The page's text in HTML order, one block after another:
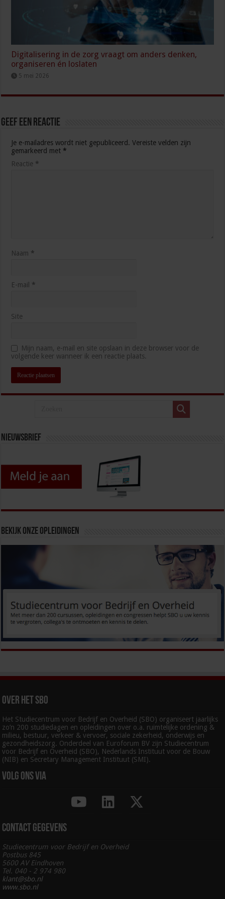
Digitalisering in de zorg vraagt om anders denken,
organiseren én loslaten
5 mei 2026
Geef een reactie
Je e-mailadres wordt niet gepubliceerd. Vereiste velden zijn
gemarkeerd met *
Reactie *
Naam *
E-mail *
Site
Mijn naam, e-mail en site opslaan in deze browser voor de
volgende keer wanneer ik een reactie plaats.
Nieuwsbrief
Bekijk onze opleidingen
Over het SBO
Het Studiecentrum voor Bedrijf en Overheid (SBO) organiseert jaarlijks
zo’n 200 studiedagen en opleidingen over o.a. ruimtelijke ordening &
milieu, bestuur, verkeer & vervoer, sociale zekerheid, onderwijs en
gezondheidszorg. Onderdeel van Euroforum BV zijn Studiecentrum
voor Bedrijf en Overheid (SBO), Nederlands Instituut voor de Bouw
(NIB) en Secretary Management Instituut (SMI).
Volg ons via
Contact gegevens
Studiecentrum voor Bedrijf en Overheid
Postbus 845
5600 AV Eindhoven
Tel. 040 - 2 974 980
klant@sbo.nl
www.sbo.nl